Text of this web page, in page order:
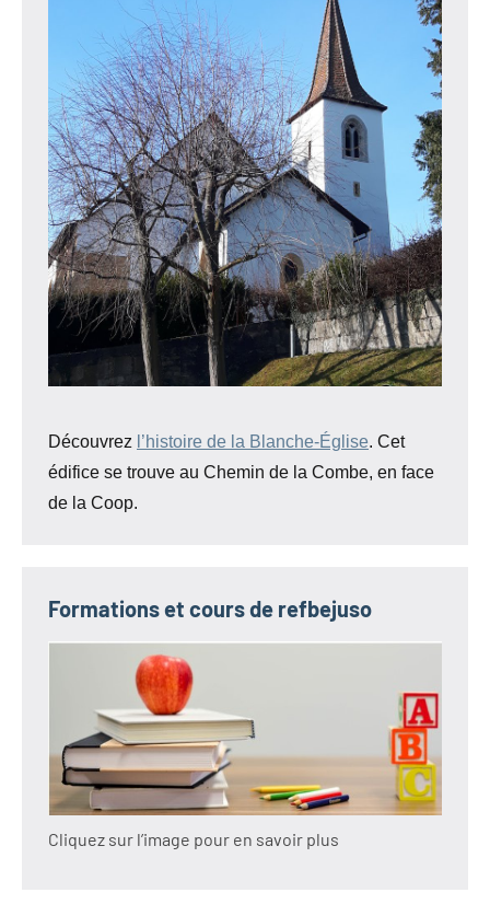
Découvrez l’histoire de la Blanche-Église. Cet
édifice se trouve au Chemin de la Combe, en face
de la Coop.
Formations et cours de refbejuso
Cliquez sur l’image pour en savoir plus